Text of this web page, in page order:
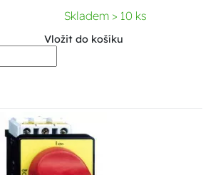
Skladem > 10 ks
Vložit do košíku